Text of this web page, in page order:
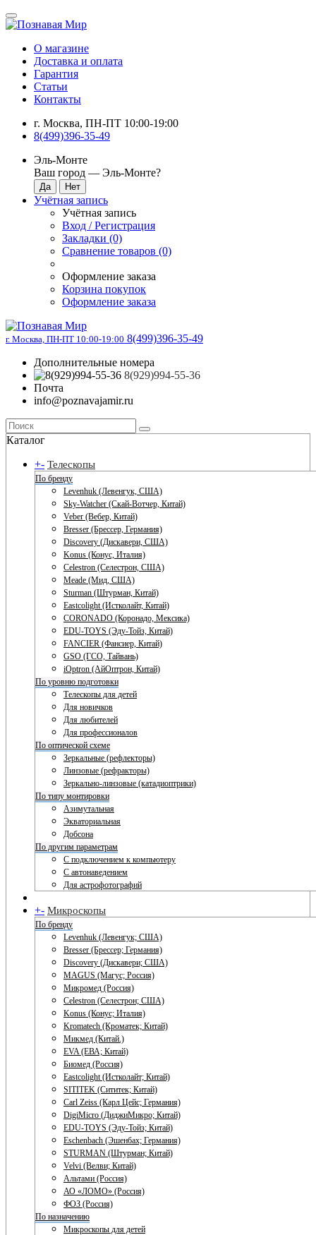
О магазине
Доставка и оплата
Гарантия
Статьи
Контакты
г. Москва, ПН-ПТ 10:00-19:00
8(499)396-35-49
Эль-Монте
Ваш город — Эль-Монте?
Учётная запись
Учётная запись
Вход / Регистрация
Закладки (0)
Сравнение товаров (0)
Оформление заказа
Корзина покупок
Оформление заказа
г. Москва, ПН-ПТ 10:00-19:00 8(499)396-35-49
Дополнительные номера
8(929)994-55-36
Почта
info@poznavajamir.ru
Каталог
+- Телескопы
По бренду
Levenhuk (Левенгук, США)
Sky-Watcher (Скай-Вотчер, Китай)
Veber (Вебер, Китай)
Bresser (Брессер, Германия)
Discovery (Дискавери, США)
Konus (Конус, Италия)
Celestron (Селестрон, США)
Meade (Мид, США)
Sturman (Штурман, Китай)
Eastcolight (Истколайт, Китай)
CORONADO (Коронадо, Мексика)
EDU-TOYS (Эду-Тойз, Китай)
FANCIER (Фансиер, Китай)
GSO (ГСО, Тайвань)
iOptron (АйОптрон, Китай)
По уровню подготовки
Телескопы для детей
Для новичков
Для любителей
Для профессионалов
По оптической схеме
Зеркальные (рефлекторы)
Линзовые (рефракторы)
Зеркально-линзовые (катадиоптрики)
По типу монтировки
Азимутальная
Экваториальная
Добсона
По другим параметрам
С подключением к компьютеру
С автонаведением
Для астрофотографий
+- Микроскопы
По бренду
Levenhuk (Левенгук; США)
Bresser (Брессер; Германия)
Discovery (Дискавери; США)
MAGUS (Магус; Россия)
Микромед (Россия)
Celestron (Селестрон; США)
Konus (Конус; Италия)
Kromatech (Кроматек; Китай)
Микмед (Китай.)
EVA (ЕВА; Китай)
Биомед (Россия)
Eastcolight (Истколайт; Китай)
SITITEK (Сититек; Китай)
Carl Zeiss (Карл Цейс; Германия)
DigiMicro (ДиджиМикро; Китай)
EDU-TOYS (Эду-Тойз; Китай)
Eschenbach (Эшенбах; Германия)
STURMAN (Штурман; Китай)
Velvi (Велви; Китай)
Альтами (Россия)
АО «ЛОМО» (Россия)
ФОЗ (Россия)
По назначению
Микроскопы для детей